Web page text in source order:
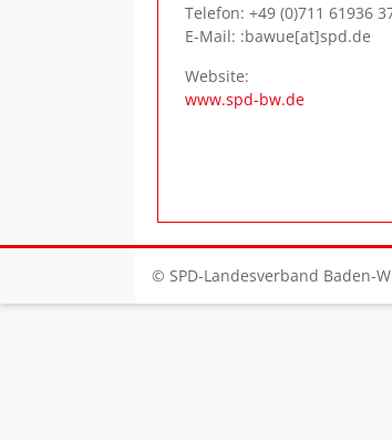
Telefon: +49 (0)711 61936
E-Mail: :bawue[at]spd.de
Website:
www.spd-bw.de
© SPD-Landesverband Baden-